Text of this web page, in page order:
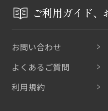
ご利用ガイド、
お問い合わせ
よくあるご質問
利用規約